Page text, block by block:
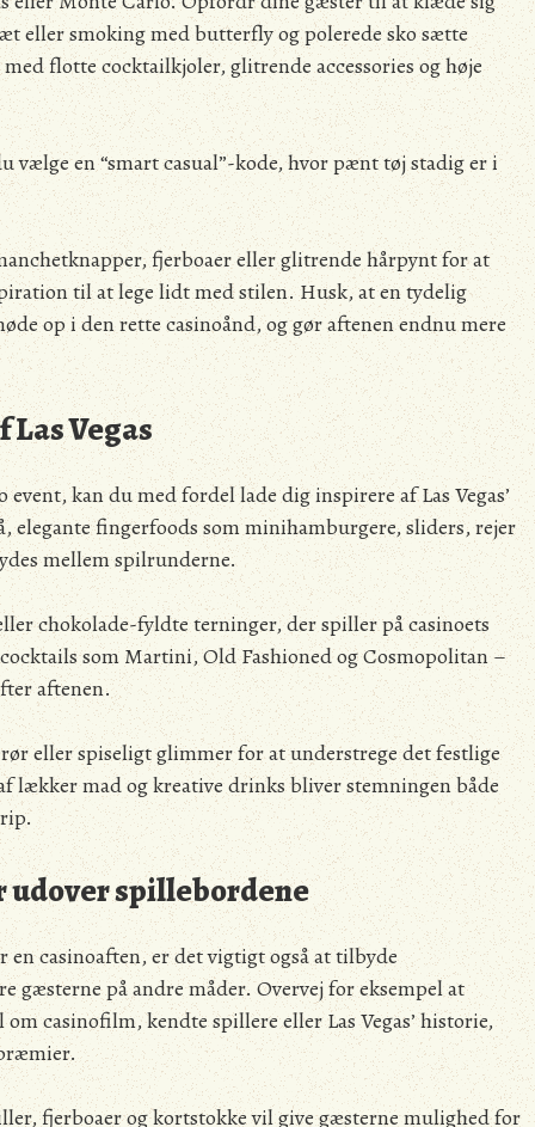
eller smoking med butterfly og polerede sko sætte
flotte cocktailkjoler, glitrende accessories og høje
vælge en “smart casual”-kode, hvor pænt tøj stadig er i
fjerboaer eller glitrende hårpynt for at
til at lege lidt med stilen. Husk, at en tydelig
op i den rette casinoånd, og gør aftenen endnu mere
Vegas
kan du med fordel lade dig inspirere af Las Vegas’
elegante fingerfoods som minihamburgere, sliders, rejer
mellem spilrunderne.
chokolade-fyldte terninger, der spiller på casinoets
som Martini, Old Fashioned og Cosmopolitan –
aftenen.
eller spiseligt glimmer for at understrege det festlige
lækker mad og kreative drinks bliver stemningen både
spillebordene
casinoaften, er det vigtigt også at tilbyde
gæsterne på andre måder. Overvej for eksempel at
casinofilm, kendte spillere eller Las Vegas’ historie,
fjerboaer og kortstokke vil give gæsterne mulighed for